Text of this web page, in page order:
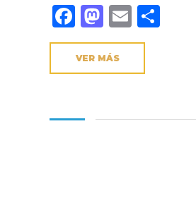
Facebook
Mastodon
Email
VER MÁS